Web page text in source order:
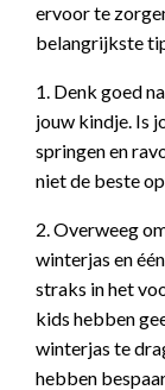
ervoor te
belangrijkste
1. Denk goed
jouw kindje. Is
springen en
niet de beste
2. Overweeg
winterjas en
straks in het
kids hebben
winterjas te
hebben